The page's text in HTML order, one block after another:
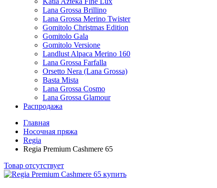
Lana Grossa Brillino
Lana Grossa Merino Twister
Gomitolo Christmas Edition
Gomitolo Gala
Gomitolo Versione
Landlust Alpaca Merino 160
Lana Grossa Farfalla
Orsetto Nera (Lana Grossa)
Basta Mista
Lana Grossa Cosmo
Lana Grossa Glamour
Распродажа
Главная
Носочная пряжа
Regia
Regia Premium Cashmere 65
Товар отсутствует